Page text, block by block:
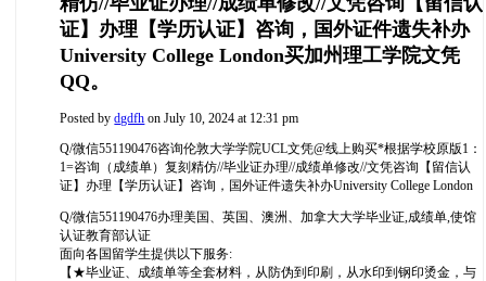
证】办理【学历认证】咨询，国外证件遗失补办
University College London买加州理工学院文凭
QQ。
Posted bydgdfh on July 10, 2024 at 12:31 pm
Q/微信551190476咨询伦敦大学学院UCL文凭@线上购买*根据学校原版1：
1=咨询（成绩单）复刻精仿//毕业证办理//成绩单修改//文凭咨询【留信认
证】办理【学历认证】咨询，国外证件遗失补办University College London
Q/微信551190476办理美国、英国、澳洲、加拿大大学毕业证,成绩单,使馆
认证教育部认证
面向各国留学生提供以下服务:
【★毕业证、成绩单等全套材料，从防伪到印刷，从水印到钢印烫金，与